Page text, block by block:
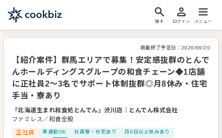
探す ログイン メニュー
掲載終了予定日： 2026/09/20
【紹介案件】群馬エリアで募集！安定感抜群のとんで
んホールディングスグループの和食チェーン◆1店舗
に正社員2〜3名でサポート体制抜群◎月8休み・住宅
手当・寮あり
『北海道生まれ和食処とんでん』渋川店
とんでん株式会社
ファミレス／和食全般
正社員
車通勤OK 社員寮・社宅あり
月8日以上休みあり